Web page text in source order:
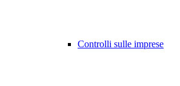
Controlli sulle imprese